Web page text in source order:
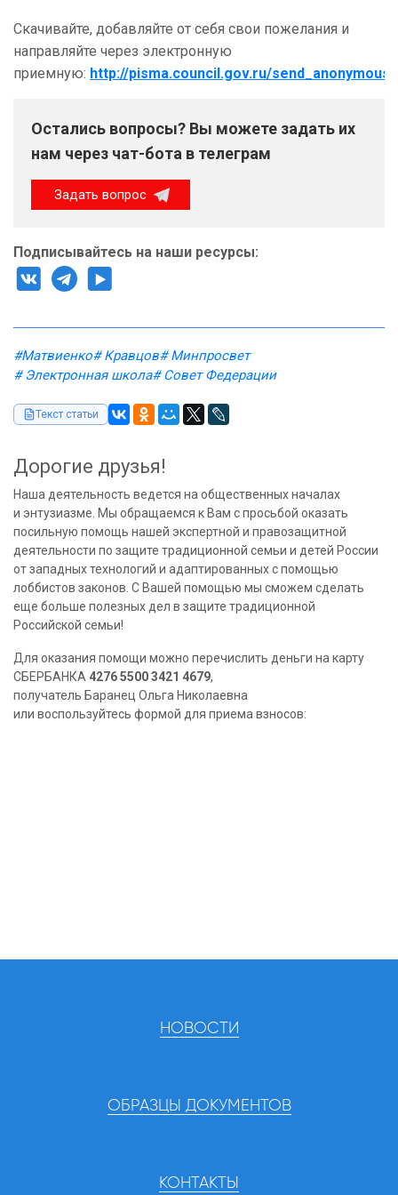
Скачивайте, добавляйте от себя свои пожелания и
направляйте через электронную
приемную: http://pisma.council.gov.ru/send_anonymous/
Остались вопросы? Вы можете задать их
нам через чат-бота в телеграм
Задать вопрос
Подписывайтесь на наши ресурсы:
#Матвиенко# Кравцов# Минпросвет
# Электронная школа# Совет Федерации
Текст статьи
Дорогие друзья!
Наша деятельность ведется на общественных началах
и энтузиазме. Мы обращаемся к Вам с просьбой оказать
посильную помощь нашей экспертной и правозащитной
деятельности по защите традиционной семьи и детей России
от западных технологий и адаптированных с помощью
лоббистов законов. С Вашей помощью мы сможем сделать
еще больше полезных дел в защите традиционной
Российской семьи!
Для оказания помощи можно перечислить деньги на карту
СБЕРБАНКА 4276 5500 3421 4679,
получатель Баранец Ольга Николаевна
или воспользуйтесь формой для приема взносов:
НОВОСТИ
ОБРАЗЦЫ ДОКУМЕНТОВ
КОНТАКТЫ